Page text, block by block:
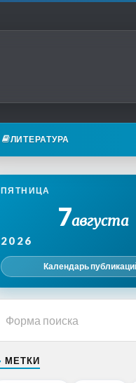
ЛИТЕРАТУРА
ПЯТНИЦА
7августа
2026
Календарь
МЕТКИ